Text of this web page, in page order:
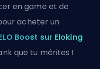
en game et de
acheter un
Boost sur Eloking
que tu mérites !